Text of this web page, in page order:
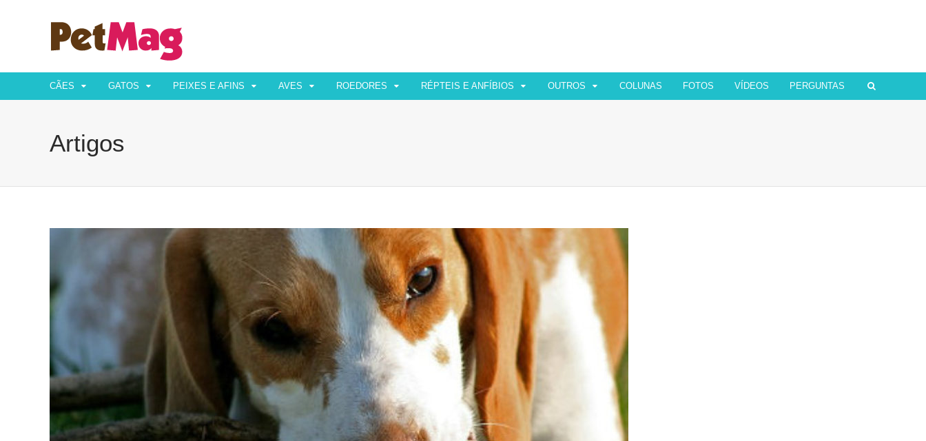
CÃES GATOS PEIXES E AFINS AVES ROEDORES RÉPTEIS E ANFÍBIOS OUTROS COLUNAS FOTOS VÍDEOS PERGUNTAS
Artigos